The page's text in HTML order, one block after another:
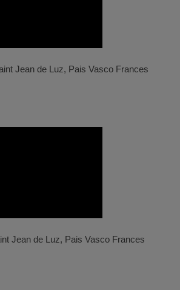
Jean de Luz, Pais Vasco Frances
Jean de Luz, Pais Vasco Frances